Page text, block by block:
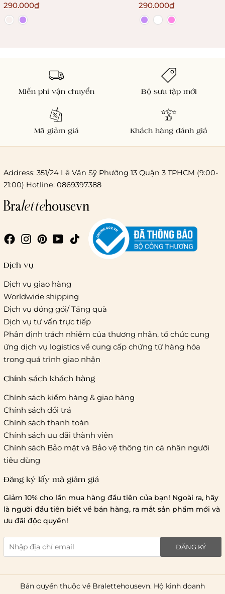
Chi phí giao hàng
Giao hàng trong ngày (hoả tốc)
Giao hàng tiêu chuẩn:
Hồ Chí Minh:
Áp dụng theo bảng giá cước của ĐVVC
Vietelpost/ Giaohangtietkiem và 1 số đối tác vận chuyển
Hà Nội và các tỉnh thành khác:
Áp dụng theo bảng giá
cước của ĐVVC Vietelpost/ Giaohangtietkiem... và 1 số đối
tác vận chuyển khác
Thời gian giao hàng
Hồ Chí Minh:
Hà Nội và các tỉnh thành khá
Lưu ý chung về chính sách vận chuyển
1 triệu đồng
giao hàng trong ngày
giao hàng tiêu chuẩn
miễn phí ship
toàn quốc.
290.000₫ 290.000₫
Miễn phí vận chuyển Bộ sưu tập mới
Mã giảm giá Khách hàng đánh giá
Address: 351/24 Lê Văn Sỹ Phường 13 Quận 3 TPHCM (9:00-
21:00) Hotline: 0869397388
Dịch vụ
Dịch vụ giao hàng
Worldwide shipping
Dịch vụ đóng gói/ Tặng quà
Dịch vụ tư vấn trực tiếp
Phân định trách nhiệm của thương nhân, tổ chức cung
ứng dịch vụ logistics về cung cấp chứng từ hàng hóa
trong quá trình giao nhận
Chính sách khách hàng
Chính sách kiểm hàng & giao hàng
Chính sách đổi trả
Chính sách thanh toán
Chính sách ưu đãi thành viên
Chính sách Bảo mật và Bảo vệ thông tin cá nhân người
tiêu dùng
Đăng ký lấy mã giảm giá
Giảm 10% cho lần mua hàng đầu tiên của bạn! Ngoài ra, hãy
là người đầu tiên biết về bán hàng, ra mắt sản phẩm mới và
ưu đãi độc quyền!
ĐĂNG KÝ
Bản quyền thuộc về Bralettehousevn. Hộ kinh doanh